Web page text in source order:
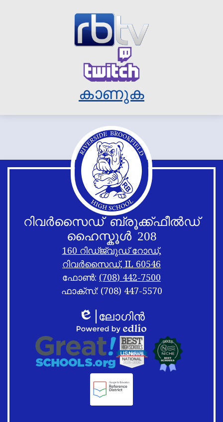
കാണുക
റിവർസൈഡ് ബ്രൂക്ക്ഫീൽഡ്
ഹൈസ്കൂൾ 208
160 റിഡ്ജ്വുഡ് റോഡ്,
റിവർസൈഡ്, IL 60546
ഫോൺ: (708) 442-7500
ഫാക്സ്: (708) 447-5570
ലിങ്കുകൾ
അടിക്കുറിപ്പ്
ഷഫിൾ
എഡ്ലിയോ
ലോഗിൻ
എഡ്ലിയോ
പ്രവർത്തിപ്പിക്കുന്നത്
അടിക്കുറിപ്പ്
ലോഗോ
ലിങ്കുകൾ